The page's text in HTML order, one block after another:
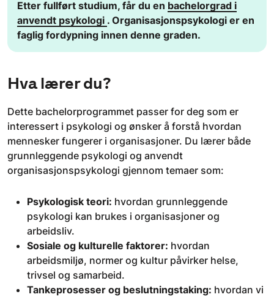
​Etter fullført studium, får du en bachelorgrad i
anvendt psykologi . Organisasjonspsykologi er en
faglig fordypning innen denne graden.
Hva lærer du?
Dette bachelorprogrammet passer for deg som er
interessert i psykologi og ønsker å forstå hvordan
mennesker fungerer i organisasjoner. Du lærer både
grunnleggende psykologi og anvendt
organisasjonspsykologi gjennom temaer som:
Psykologisk teori: hvordan grunnleggende
psykologi kan brukes i organisasjoner og
arbeidsliv.
Sosiale og kulturelle faktorer: hvordan
arbeidsmiljø, normer og kultur påvirker helse,
trivsel og samarbeid.
Tankeprosesser og beslutningstaking: hvordan vi